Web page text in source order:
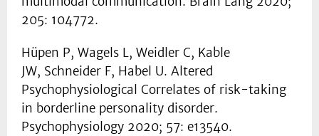
205: 104772.
Hüpen P, Wagels L, Weidler C, Kable
JW, Schneider F, Habel U. Altered
Psychophysiological Correlates of risk-taking
in borderline personality disorder.
Psychophysiology 2020; 57: e13540.